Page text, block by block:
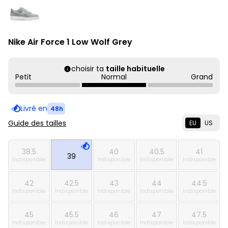
Nike Air Force 1 Low Wolf Grey
choisir ta taille habituelle
Petit
Normal Grand
Livré en 48h
Guide des tailles EU US
38.5
Indisponible 39 40
Indisponible
40.5
Indisponible
41
Indisponible
42
Indisponible
42.5
Indisponible
43
Indisponible
44
Indisponible
44.5
Indisponible
45
Indisponible
45.5
Indisponible
46
Indisponible
47
Indisponible
47.5
Indisponible